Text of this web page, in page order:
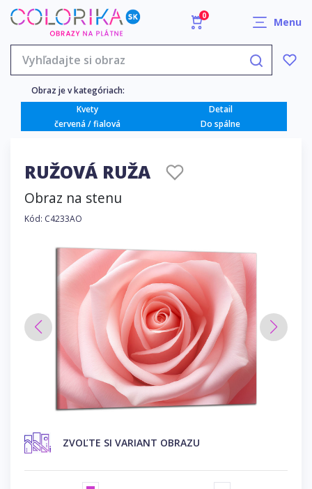
0 Menu
Obraz je v kategóriach:
Kvety
Detail
červená / fialová
Do spálne
RUŽOVÁ RUŽA
Obraz na stenu
Kód: C4233AO
ZVOĽTE SI VARIANT OBRAZU